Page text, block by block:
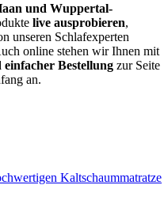
und Wuppertal-
live ausprobieren,
unseren Schlafexperten
online stehen wir Ihnen mit
Bestellung zur Seite
an.
Kaltschaummatratze